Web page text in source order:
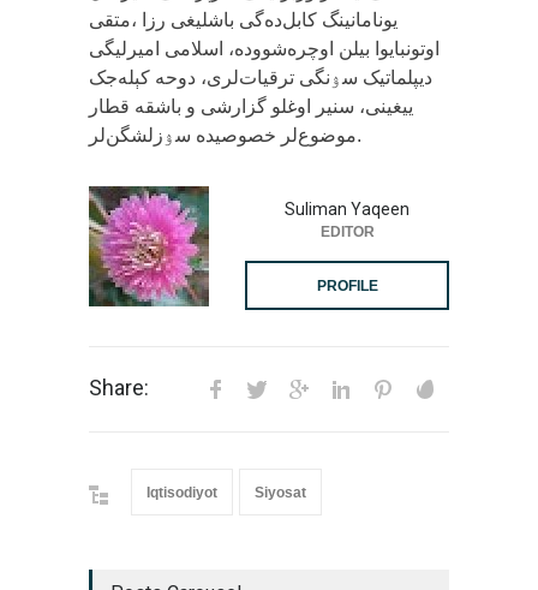
متقی، ‎یونامانینگ کابل‌ده‌گی باشلیغی رزا
اوتونبایوا بیلن اوچره‌شووده، اسلامی امیرلیگی
دیپلماتیک سۉنگی ترقیات‌لری، دوحه کېله‌جک
ییغینی، سنیر اوغلو گزارشی و باشقه قطار
موضوع‌لر خصوصیده سۉزلشگن‌لر.
Suliman Yaqeen
EDITOR
PROFILE
Share:
Iqtisodiyot Siyosat